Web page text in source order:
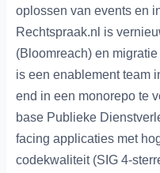
oplossen van events en
Rechtspraak.nl is
(Bloomreach) en
is een enablement team
end in een monorepo te
base Publieke
facing applicaties met
codekwaliteit (SIG 4-